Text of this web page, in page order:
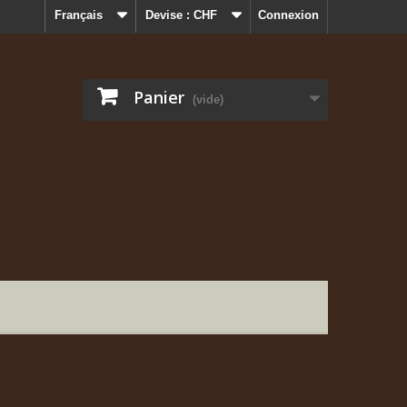
Connexion
Devise : CHF
Français
Panier (vide)